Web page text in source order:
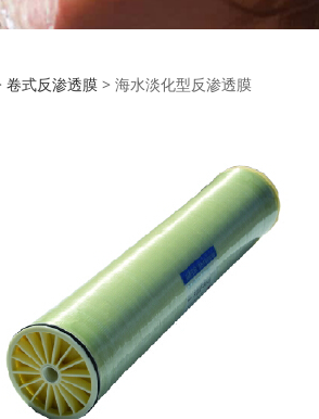
淡化型反渗透膜
卷式反渗透膜 > 海水淡化型反渗透膜